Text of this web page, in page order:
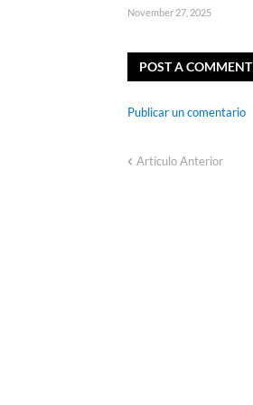
November 27, 2025
POST A COMMENT
Publicar un comentario
Artículo Anterior